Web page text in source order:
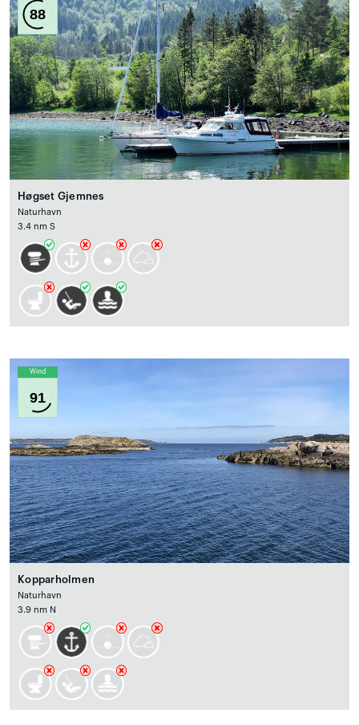
88
Høgset Gjemnes
Naturhavn
3.4 nm S
Wind
91
Kopparholmen
Naturhavn
3.9 nm N